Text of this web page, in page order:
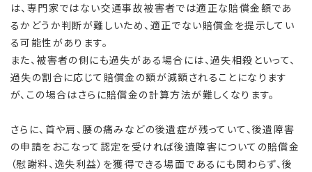
は、専門家ではない交通事故被害者では適正な賠償金額であ
るかどうか判断が難しいため、適正でない賠償金を提示してい
る可能性があります。
また、被害者の側にも過失がある場合には、過失相殺といって、
過失の割合に応じて賠償金の額が減額されることになります
が、この場合はさらに賠償金の計算方法が難しくなります。
さらに、首や肩、腰の痛みなどの後遺症が残っていて、後遺障害
の申請をおこなって認定を受ければ後遺障害についての賠償金
（慰謝料、逸失利益）を獲得できる場面であるにも関わらず、後